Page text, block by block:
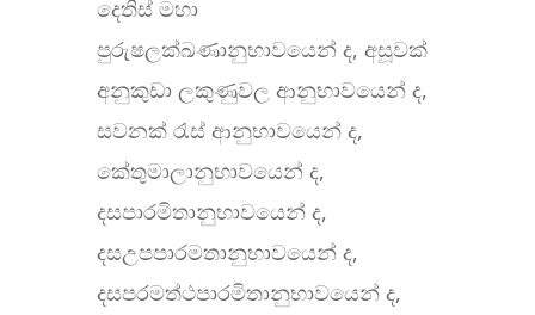
දෙතිස් මහා
පුරුෂලක්ඛණානුභාවයෙන් ද, අසූවක්
අනුකුඩා ලකුණුවල ආනුභාවයෙන් ද,
සවනක් රැස් ආනුභාවයෙන් ද,
කේතුමාලානුභාවයෙන් ද,
දසපාරමිතානුභාවයෙන් ද,
දසඋපපාරමතානුභාවයෙන් ද,
දසපරමත්ථපාරමිතානුභාවයෙන් ද,